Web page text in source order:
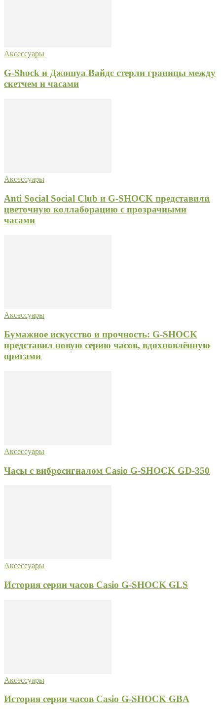
Аксессуары
G-Shock и Джошуа Вайдс стерли границы между
скетчем и часами
Аксессуары
Anti Social Social Club и G-SHOCK представили
цветочную коллаборацию с прозрачными
часами
Аксессуары
Бумажное искусство и прочность: G-SHOCK
представил новую серию часов, вдохновлённую
оригами
Аксессуары
Часы с вибросигналом Casio G-SHOCK GD-350
Аксессуары
История серии часов Casio G-SHOCK GLS
Аксессуары
История серии часов Casio G-SHOCK GBA